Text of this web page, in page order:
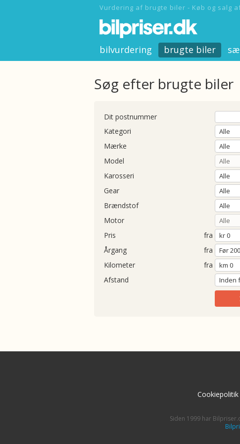
Vurdering af brugte biler - Køb og salg
bilvurdering brugte biler
Søg efter brugte biler
Dit postnummer
Kategori
Mærke
Model
Karosseri
Gear
Brændstof
Motor
Pris
fra
Årgang
fra
Kilometer
fra
Afstand
Cookiepolitik
Siden 1999 har